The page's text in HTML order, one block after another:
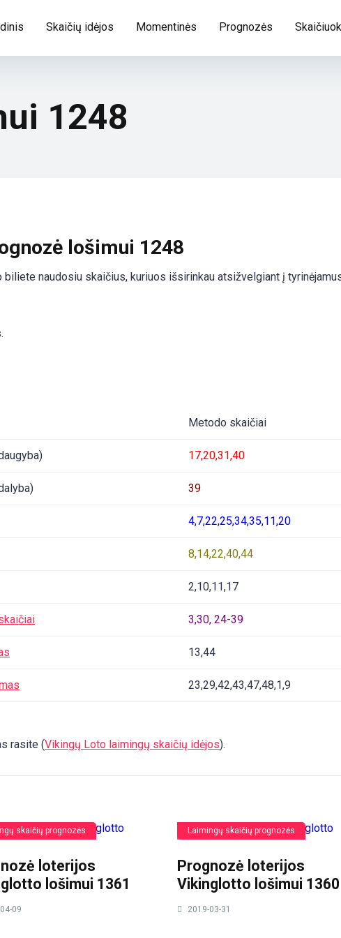
Skaičių idėjos Momentinės Prognozės
1248
lošimui 1248
naudosiu skaičius, kuriuos išsirinkau atsižvelgiant į
Metodo skaičiai
17,20,31,40
39
4,7,22,25,34,35,11,20
8,14,22,40,44
2,10,11,17
3,30, 24-39
13,44
23,29,42,43,47,48,1,9
rasite (Vikingų Loto laimingų skaičių idėjos).
skaičių prognozės
loterijos
lošimui 1361
09
Laimingų skaičių prognozės
Prognozė loterijos
Vikinglotto lošimui 1360
2019-03-31